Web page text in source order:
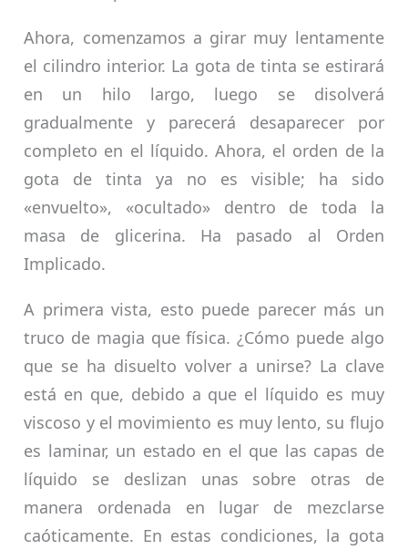
Ahora, comenzamos a girar muy lentamente
el cilindro interior. La gota de tinta se estirará
en un hilo largo, luego se disolverá
gradualmente y parecerá desaparecer por
completo en el líquido. Ahora, el orden de la
gota de tinta ya no es visible; ha sido
«envuelto», «ocultado» dentro de toda la
masa de glicerina. Ha pasado al Orden
Implicado.
A primera vista, esto puede parecer más un
truco de magia que física. ¿Cómo puede algo
que se ha disuelto volver a unirse? La clave
está en que, debido a que el líquido es muy
viscoso y el movimiento es muy lento, su flujo
es laminar, un estado en el que las capas de
líquido se deslizan unas sobre otras de
manera ordenada en lugar de mezclarse
caóticamente. En estas condiciones, la gota